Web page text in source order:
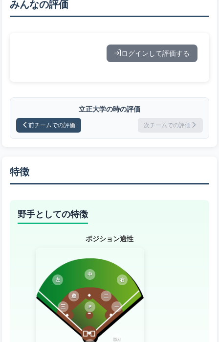
みんなの評価
ログインして評価する
立正大学の時の評価
前チームでの評価 次チームでの評価
特徴
野手としての特徴
ポジション適性
P 一
二
三
遊
左
中
右
DH